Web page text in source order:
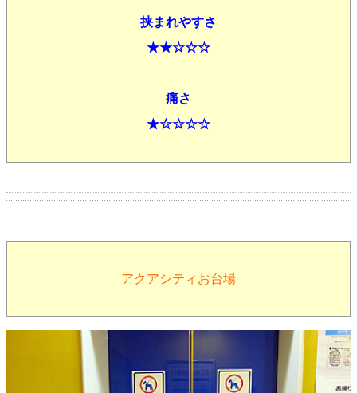
挟まれやすさ
★★☆☆☆
痛さ
★☆☆☆☆
アクアシティお台場